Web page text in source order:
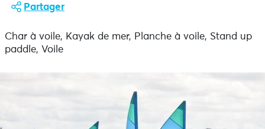
Partager
Char à voile, Kayak de mer, Planche à voile, Stand up
paddle, Voile